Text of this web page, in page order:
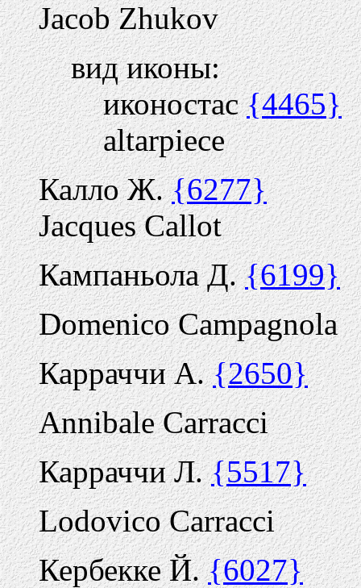
Jacob Zhukov
вид иконы:
иконостас{4465}
altarpiece
Калло Ж.{6277}
Jacques Callot
Кампаньола Д.{6199}
Domenico Campagnola
Карраччи А.{2650}
Annibale Carracci
Карраччи Л.{5517}
Lodovico Carracci
Кербекке Й.{6027}